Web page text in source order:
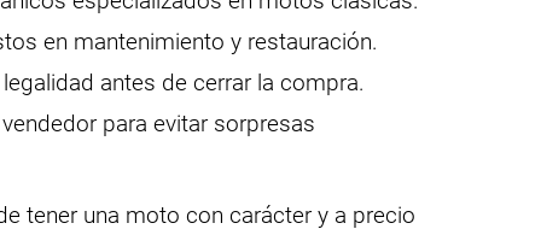
en mantenimiento y restauración.
antes de cerrar la compra.
para evitar sorpresas
tener una moto con carácter y a precio